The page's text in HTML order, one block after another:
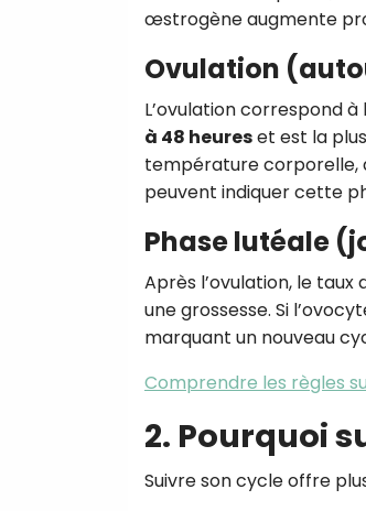
œstrogène augmente
Ovulation
L’ovulation correspond
à 48 heureset est la
température corporelle,
peuvent indiquer cette
Phase lutéale
Après l’ovulation, le
une grossesse. Si
marquant un nouveau
Comprendre les règles
2. Pourquoi
Suivre son cycle offre